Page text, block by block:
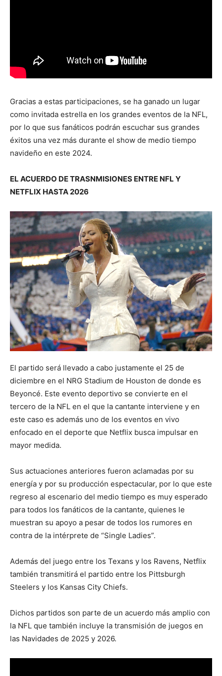
Gracias a estas participaciones, se ha ganado un lugar
como invitada estrella en los grandes eventos de la NFL,
por lo que sus fanáticos podrán escuchar sus grandes
éxitos una vez más durante el show de medio tiempo
navideño en este 2024.
EL ACUERDO DE TRASNMISIONES ENTRE NFL Y
NETFLIX HASTA 2026
El partido será llevado a cabo justamente el 25 de
diciembre en el NRG Stadium de Houston de donde es
Beyoncé. Este evento deportivo se convierte en el
tercero de la NFL en el que la cantante interviene y en
este caso es además uno de los eventos en vivo
enfocado en el deporte que Netflix busca impulsar en
mayor medida.
Sus actuaciones anteriores fueron aclamadas por su
energía y por su producción espectacular, por lo que este
regreso al escenario del medio tiempo es muy esperado
para todos los fanáticos de la cantante, quienes le
muestran su apoyo a pesar de todos los rumores en
contra de la intérprete de “Single Ladies”.
Además del juego entre los Texans y los Ravens, Netflix
también transmitirá el partido entre los Pittsburgh
Steelers y los Kansas City Chiefs.
Dichos partidos son parte de un acuerdo más amplio con
la NFL que también incluye la transmisión de juegos en
las Navidades de 2025 y 2026.